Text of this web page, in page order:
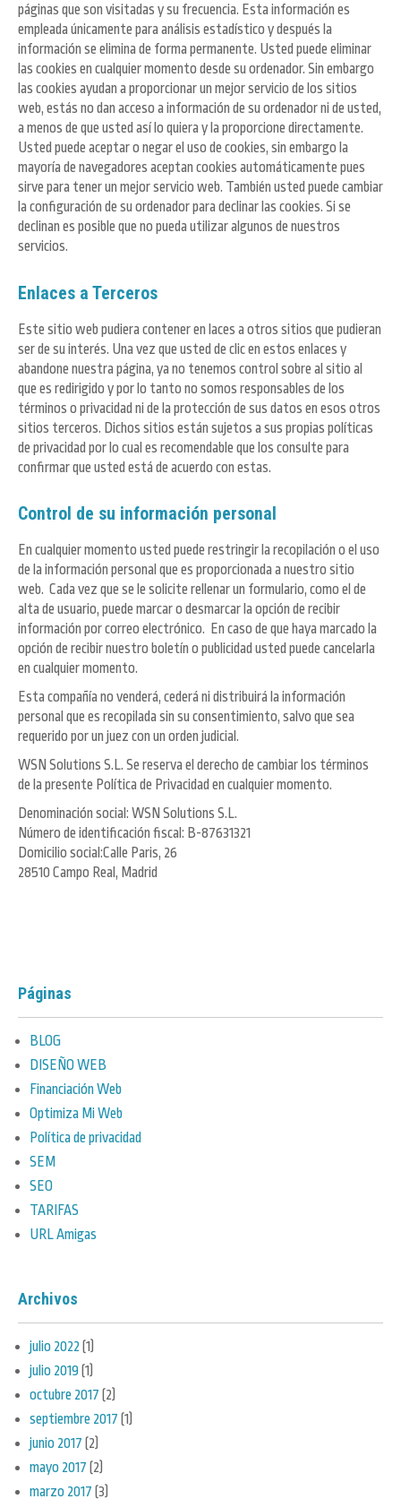
páginas que son visitadas y su frecuencia. Esta información es
empleada únicamente para análisis estadístico y después la
información se elimina de forma permanente. Usted puede eliminar
las cookies en cualquier momento desde su ordenador. Sin embargo
las cookies ayudan a proporcionar un mejor servicio de los sitios
web, estás no dan acceso a información de su ordenador ni de usted,
a menos de que usted así lo quiera y la proporcione directamente.
Usted puede aceptar o negar el uso de cookies, sin embargo la
mayoría de navegadores aceptan cookies automáticamente pues
sirve para tener un mejor servicio web. También usted puede cambiar
la configuración de su ordenador para declinar las cookies. Si se
declinan es posible que no pueda utilizar algunos de nuestros
servicios.
Enlaces a Terceros
Este sitio web pudiera contener en laces a otros sitios que pudieran
ser de su interés. Una vez que usted de clic en estos enlaces y
abandone nuestra página, ya no tenemos control sobre al sitio al
que es redirigido y por lo tanto no somos responsables de los
términos o privacidad ni de la protección de sus datos en esos otros
sitios terceros. Dichos sitios están sujetos a sus propias políticas
de privacidad por lo cual es recomendable que los consulte para
confirmar que usted está de acuerdo con estas.
Control de su información personal
En cualquier momento usted puede restringir la recopilación o el uso
de la información personal que es proporcionada a nuestro sitio
web. Cada vez que se le solicite rellenar un formulario, como el de
alta de usuario, puede marcar o desmarcar la opción de recibir
información por correo electrónico. En caso de que haya marcado la
opción de recibir nuestro boletín o publicidad usted puede cancelarla
en cualquier momento.
Esta compañía no venderá, cederá ni distribuirá la información
personal que es recopilada sin su consentimiento, salvo que sea
requerido por un juez con un orden judicial.
WSN Solutions S.L. Se reserva el derecho de cambiar los términos
de la presente Política de Privacidad en cualquier momento.
Denominación social: WSN Solutions S.L.
Número de identificación fiscal: B-87631321
Domicilio social:Calle Paris, 26
28510 Campo Real, Madrid
Páginas
BLOG
DISEÑO WEB
Financiación Web
Optimiza Mi Web
Política de privacidad
SEM
SEO
TARIFAS
URL Amigas
Archivos
julio 2022(1)
julio 2019(1)
octubre 2017 (2)
septiembre 2017 (1)
junio 2017 (2)
mayo 2017 (2)
marzo 2017 (3)